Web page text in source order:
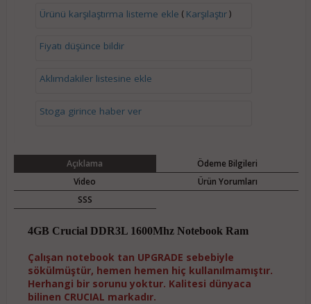
Ürünü karşılaştırma listeme ekle ( Karşılaştır)
Fiyatı düşünce bildir
Aklımdakiler listesine ekle
Stoga girince haber ver
Açıklama
Ödeme Bilgileri
Video
Ürün Yorumları
SSS
4GB Crucial DDR3L 1600Mhz Notebook Ram
Çalışan notebook tan UPGRADE sebebiyle
sökülmüştür, hemen hemen hiç kullanılmamıştır.
Herhangi bir sorunu yoktur. Kalitesi dünyaca
bilinen CRUCIAL markadır.